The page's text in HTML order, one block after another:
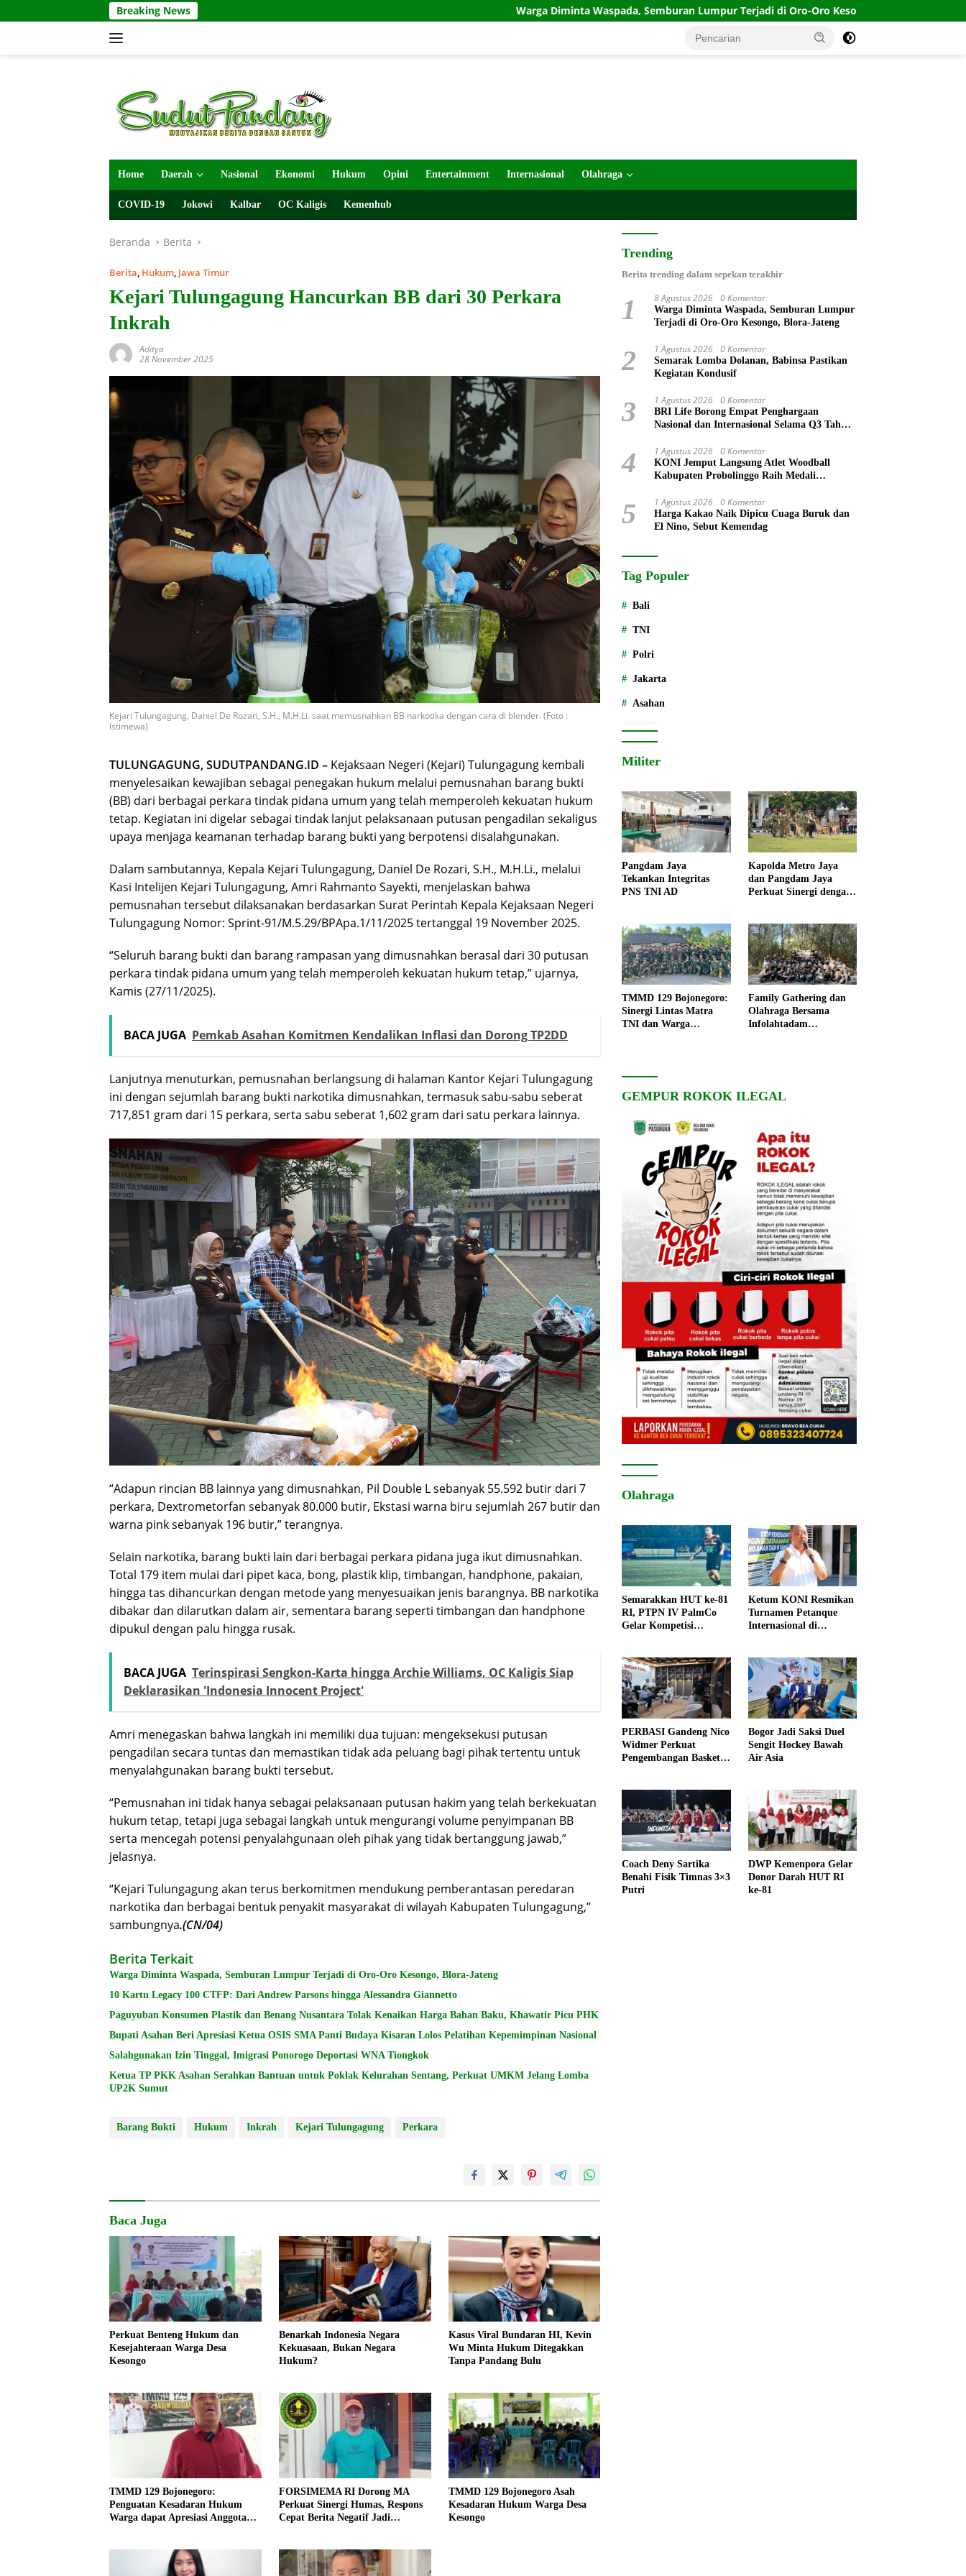
ke
Breaking News Warga Diminta Waspada, Semburan Lumpur Terjadi di Oro-Oro Kesongo, Blora-Jateng
Home Daerah Nasional Ekonomi Hukum Opini Entertainment Internasional Olahraga
COVID-19 Jokowi Kalbar OC Kaligis Kemenhub
Beranda Berita
Berita, Hukum, Jawa Timur
Kejari Tulungagung Hancurkan BB dari 30 Perkara
Inkrah
Aditya
28 November 2025
Kejari Tulungagung, Daniel De Rozari, S.H., M.H.Li. saat memusnahkan BB narkotika dengan cara di blender. (Foto :
Istimewa)
TULUNGAGUNG, SUDUTPANDANG.ID – Kejaksaan Negeri (Kejari) Tulungagung kembali
menyelesaikan kewajiban sebagai penegakan hukum melalui pemusnahan barang bukti
(BB) dari berbagai perkara tindak pidana umum yang telah memperoleh kekuatan hukum
tetap. Kegiatan ini digelar sebagai tindak lanjut pelaksanaan putusan pengadilan sekaligus
upaya menjaga keamanan terhadap barang bukti yang berpotensi disalahgunakan.
Dalam sambutannya, Kepala Kejari Tulungagung, Daniel De Rozari, S.H., M.H.Li., melalui
Kasi Intelijen Kejari Tulungagung, Amri Rahmanto Sayekti, menjelaskan bahwa
pemusnahan tersebut dilaksanakan berdasarkan Surat Perintah Kepala Kejaksaan Negeri
Tulungagung Nomor: Sprint-91/M.5.29/BPApa.1/11/2025 tertanggal 19 November 2025.
“Seluruh barang bukti dan barang rampasan yang dimusnahkan berasal dari 30 putusan
perkara tindak pidana umum yang telah memperoleh kekuatan hukum tetap,” ujarnya,
Kamis (27/11/2025).
BACA JUGA Pemkab Asahan Komitmen Kendalikan Inflasi dan Dorong TP2DD
Lanjutnya menuturkan, pemusnahan berlangsung di halaman Kantor Kejari Tulungagung
ini dengan sejumlah barang bukti narkotika dimusnahkan, termasuk sabu-sabu seberat
717,851 gram dari 15 perkara, serta sabu seberat 1,602 gram dari satu perkara lainnya.
“Adapun rincian BB lainnya yang dimusnahkan, Pil Double L sebanyak 55.592 butir dari 7
perkara, Dextrometorfan sebanyak 80.000 butir, Ekstasi warna biru sejumlah 267 butir dan
warna pink sebanyak 196 butir,” terangnya.
Selain narkotika, barang bukti lain dari berbagai perkara pidana juga ikut dimusnahkan.
Total 179 item mulai dari pipet kaca, bong, plastik klip, timbangan, handphone, pakaian,
hingga tas dihancurkan dengan metode yang menyesuaikan jenis barangnya. BB narkotika
dibakar dan dilarutkan dalam air, sementara barang seperti timbangan dan handphone
dipukul dengan palu hingga rusak.
BACA JUGA Terinspirasi Sengkon-Karta hingga Archie Williams, OC Kaligis Siap
Deklarasikan 'Indonesia Innocent Project'
Amri menegaskan bahwa langkah ini memiliki dua tujuan: mengeksekusi putusan
pengadilan secara tuntas dan memastikan tidak ada peluang bagi pihak tertentu untuk
menyalahgunakan barang bukti tersebut.
“Pemusnahan ini tidak hanya sebagai pelaksanaan putusan hakim yang telah berkekuatan
hukum tetap, tetapi juga sebagai langkah untuk mengurangi volume penyimpanan BB
serta mencegah potensi penyalahgunaan oleh pihak yang tidak bertanggung jawab,”
jelasnya.
“Kejari Tulungagung akan terus berkomitmen mendukung pemberantasan peredaran
narkotika dan berbagai bentuk penyakit masyarakat di wilayah Kabupaten Tulungagung,”
sambungnya.(CN/04)
Berita Terkait
Warga Diminta Waspada, Semburan Lumpur Terjadi di Oro-Oro Kesongo, Blora-Jateng
10 Kartu Legacy 100 CTFP: Dari Andrew Parsons hingga Alessandra Giannetto
Paguyuban Konsumen Plastik dan Benang Nusantara Tolak Kenaikan Harga Bahan Baku, Khawatir Picu PHK
Bupati Asahan Beri Apresiasi Ketua OSIS SMA Panti Budaya Kisaran Lolos Pelatihan Kepemimpinan Nasional
Salahgunakan Izin Tinggal, Imigrasi Ponorogo Deportasi WNA Tiongkok
Ketua TP PKK Asahan Serahkan Bantuan untuk Poklak Kelurahan Sentang, Perkuat UMKM Jelang Lomba
UP2K Sumut
Barang Bukti Hukum Inkrah Kejari Tulungagung Perkara
Baca Juga
Perkuat Benteng Hukum dan
Kesejahteraan Warga Desa
Kesongo
Benarkah Indonesia Negara
Kekuasaan, Bukan Negara
Hukum?
Kasus Viral Bundaran HI, Kevin
Wu Minta Hukum Ditegakkan
Tanpa Pandang Bulu
TMMD 129 Bojonegoro:
Penguatan Kesadaran Hukum
Warga dapat Apresiasi Anggota
FORSIMEMA RI Dorong MA
Perkuat Sinergi Humas, Respons
Cepat Berita Negatif Jadi
TMMD 129 Bojonegoro Asah
Kesadaran Hukum Warga Desa
Kesongo
Trending
Berita trending dalam sepekan terakhir
1 8 Agustus 2026 0 Komentar
Warga Diminta Waspada, Semburan Lumpur
Terjadi di Oro-Oro Kesongo, Blora-Jateng
2 1 Agustus 2026 0 Komentar
Semarak Lomba Dolanan, Babinsa Pastikan
Kegiatan Kondusif
3 1 Agustus 2026 0 Komentar
BRI Life Borong Empat Penghargaan
Nasional dan Internasional Selama Q3 Tahun
4 1 Agustus 2026 0 Komentar
KONI Jemput Langsung Atlet Woodball
Kabupaten Probolinggo Raih Medali
5 1 Agustus 2026 0 Komentar
Harga Kakao Naik Dipicu Cuaga Buruk dan
El Nino, Sebut Kemendag
Tag Populer
Bali
TNI
Polri
Jakarta
Asahan
Militer
Pangdam Jaya
Tekankan Integritas
PNS TNI AD
Kapolda Metro Jaya
dan Pangdam Jaya
Perkuat Sinergi dengan
TMMD 129 Bojonegoro:
Sinergi Lintas Matra
TNI dan Warga
Family Gathering dan
Olahraga Bersama
Infolahtadam
GEMPUR ROKOK ILEGAL
Olahraga
Semarakkan HUT ke-81
RI, PTPN IV PalmCo
Gelar Kompetisi
Ketum KONI Resmikan
Turnamen Petanque
Internasional di
PERBASI Gandeng Nico
Widmer Perkuat
Pengembangan Basket
Bogor Jadi Saksi Duel
Sengit Hockey Bawah
Air Asia
Coach Deny Sartika
Benahi Fisik Timnas 3×3
Putri
DWP Kemenpora Gelar
Donor Darah HUT RI
ke-81